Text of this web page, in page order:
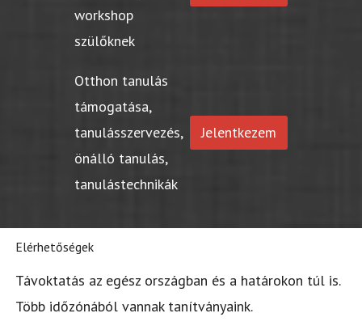
workshop
szülőknek
Otthon tanulás
támogatása,
tanulásszervezés,
önálló tanulás,
tanulástechnikák
Jelentkezem
Elérhetőségek
Távoktatás az egész országban és a határokon túl is.
Több időzónából vannak tanítványaink.